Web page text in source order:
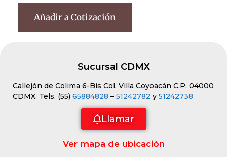
Añadir a Cotización
Sucursal CDMX
Callejón de Colima 6-Bis Col. Villa Coyoacán C.P. 04000
CDMX. Tels. (55) 65884828 – 51242782 y 51242738
Llamar
Ver mapa de ubicación